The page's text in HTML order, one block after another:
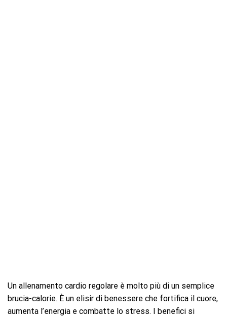
Un allenamento cardio regolare è molto più di un semplice
brucia-calorie. È un elisir di benessere che fortifica il cuore,
aumenta l’energia e combatte lo stress. I benefici si